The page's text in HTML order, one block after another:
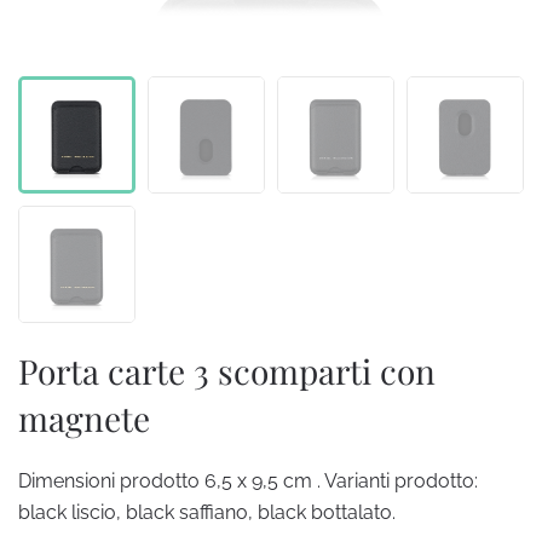
Porta carte 3 scomparti con
magnete
Dimensioni prodotto 6,5 x 9,5 cm . Varianti prodotto:
black liscio, black saffiano, black bottalato.